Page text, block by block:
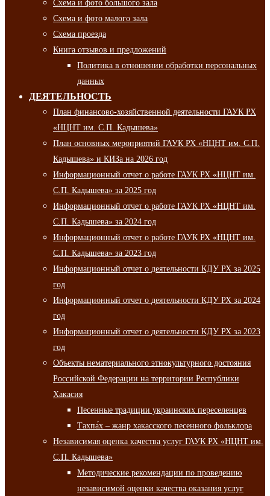
Схема и фото большого зала
Схема и фото малого зала
Схема проезда
Книга отзывов и предложений
Политика в отношении обработки персональных
данных
ДЕЯТЕЛЬНОСТЬ
План финансово-хозяйственной деятельности ГАУК РХ
«НЦНТ им. С.П. Кадышева»
План основных мероприятий ГАУК РХ «НЦНТ им. С.П.
Кадышева» и КИЗа на 2026 год
Информационный отчет о работе ГАУК РХ «НЦНТ им.
С.П. Кадышева» за 2025 год
Информационный отчет о работе ГАУК РХ «НЦНТ им.
С.П. Кадышева» за 2024 год
Информационный отчет о работе ГАУК РХ «НЦНТ им.
С.П. Кадышева» за 2023 год
Информационный отчет о деятельности КДУ РХ за 2025
год
Информационный отчет о деятельности КДУ РХ за 2024
год
Информационный отчет о деятельности КДУ РХ за 2023
год
Объекты нематериального этнокультурного достояния
Российской Федерации на территории Республики
Хакасия
Песенные традиции украинских переселенцев
Тахпа́х – жанр хакасского песенного фольклора
Независимая оценка качества услуг ГАУК РХ «НЦНТ им.
С.П. Кадышева»
Методические рекомендации по проведению
независимой оценки качества оказания услуг